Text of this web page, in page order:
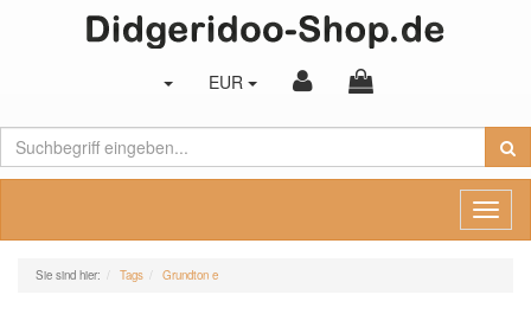
EUR
Sie sind hier: Tags Grundton e